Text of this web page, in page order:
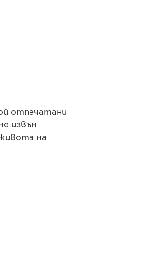
отпечатани
извън
на